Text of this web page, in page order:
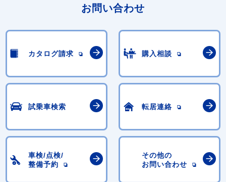
お問い合わせ
カタログ請求 購入相談
試乗車検索 転居連絡
車検/点検/
整備予約
その他の
お問い合わせ